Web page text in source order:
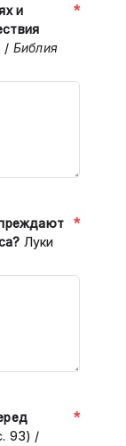
и
/ Библия
*
Луки
*
93) /
*